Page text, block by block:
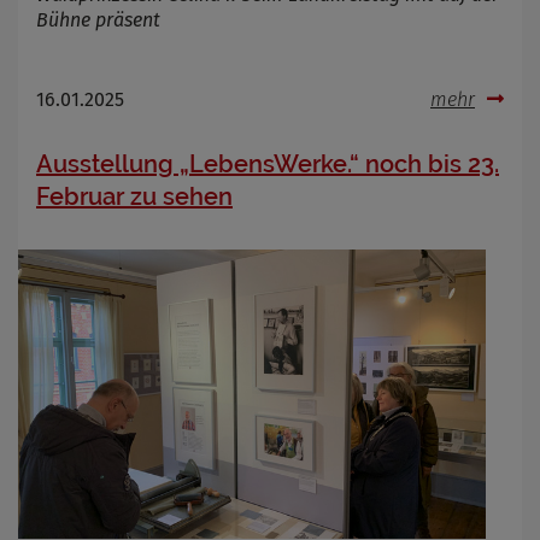
Bühne präsent
16.01.2025 mehr
Ausstellung „LebensWerke.“ noch bis 23.
Februar zu sehen